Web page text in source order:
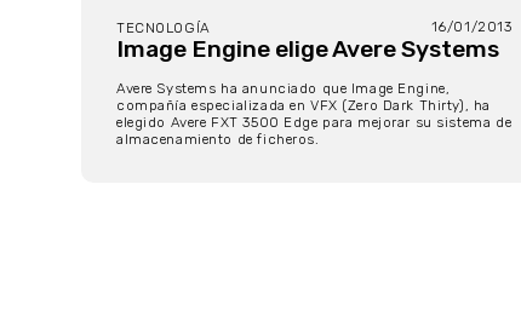
TECNOLOGÍA 16/01/2013
Image Engine elige Avere Systems
Avere Systems ha anunciado que Image Engine,
compañía especializada en VFX (Zero Dark Thirty), ha
elegido Avere FXT 3500 Edge para mejorar su sistema de
almacenamiento de ficheros.